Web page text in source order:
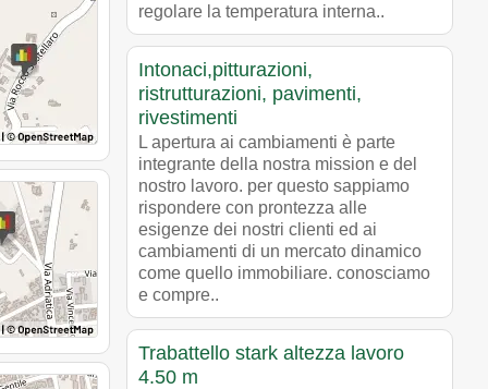
regolare la temperatura interna..
Intonaci,pitturazioni,
ristrutturazioni, pavimenti,
rivestimenti
L apertura ai cambiamenti è parte
integrante della nostra mission e del
nostro lavoro. per questo sappiamo
rispondere con prontezza alle
esigenze dei nostri clienti ed ai
cambiamenti di un mercato dinamico
come quello immobiliare. conosciamo
e compre..
Trabattello stark altezza lavoro
4.50 m